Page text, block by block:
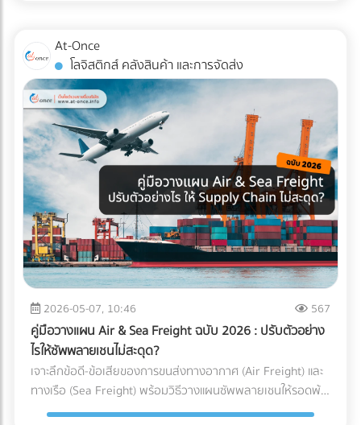
ป้องกันอุบัติเหตุ เหมาะกับใคร?: อาคารที่มีรูปทรงตัว L อยู่แล้ว,
คลังสินค้าที่ต้องการแยกประเภทรถบรรทุกขาเข้าและขาออกแบบ
เด็ดขาด (เช่น รถเทรลเลอร์ส่งของเข้าทางด้านหน้า รถกระบะรับ
ของออกทางด้านข้าง) เช็กลิสต์: เลือก Layout แบบไหนให้ตอบ
โจทย์ที่สุด? หากคุณกำลังจะสร้างคลังสินค้าใหม่ หรือรีโนเวทคลัง
เดิม ลองใช้ 3 คำถามนี้เป็นตัวกรองครับ: ลักษณะอาคารของคุณ
เป็นแบบไหน? (หากมีประตูฝั่งเดียว = บังคับตัว U, หากมีประตู
หน้า-หลัง = ทำตัว I ได้) คุณใช้รถโฟล์คลิฟต์กี่คัน? (ถ้างบจำกัด
และมีรถน้อย การใช้ผังตัว U จะช่วยให้บริหารการใช้รถโฟล์คลิฟต์
ได้คุ้มค่ากว่า) ความเร็วหรือพื้นที่ สำคัญกว่ากัน? (ตัว U เน้น
ประหยัดพื้นที่และยืดหยุ่น ส่วนตัว I เน้นความเร็วและลดคอขวด)
กำลังมองหาผู้เชี่ยวชาญด้านคลังสินค้าอยู่หรือเปล่า? การ
ออกแบบ Layout ที่ดีเป็นเพียงจุดเริ่มต้น การก่อสร้างโครงสร้าง
ที่แข็งแรง การติดตั้งชั้นวาง (Racking System) ที่ได้มาตรฐาน
และการวางระบบคลังสินค้า (WMS) คือฟันเฟืองที่ช่วยให้ธุรกิจ
ของคุณเติบโตอย่างมั่นคง หากคุณกำลังมองหา บริษัทรับเหมา
ก่อสร้างคลังสินค้า, ผู้ให้บริการออกแบบและติดตั้งระบบชั้นวาง
(Racking), หรือผู้ให้บริการ Logistics มืออาชีพ... ไม่ต้องเสีย
เวลาเสิร์ชหาให้ยุ่งยาก!
แต่ยังทำให้ข้อมูลวิ่งตรงเข้าสู่ระบบของสรรพากรอย่างแม่นยำและ
ไร้รอยต่อ 3. กระทบยอด (Reconcile) บัญชีและสต็อกสินค้า
อย่างสม่ำเสมอ ข้อผิดพลาดสุดคลาสสิกของ SME คือการ "ดอง
เอกสาร" ไว้ทำทีเดียวตอนสิ้นปี ซึ่งในยุคที่สรรพากรเห็นข้อมูล e-
Payment ของคุณแทบจะแบบ Real-time การรอแก้ปัญหาตอน
สิ้นปีถือว่าสายเกินไป วิธีแก้: ต้องทำการ "กระทบยอดบัญชี"
ระหว่าง Statement ธนาคาร กับสมุดบัญชีรายวันเป็นประจำ "ทุก
เดือน" รวมถึงต้องมีการนับสต็อกสินค้าให้ตรงกับตัวเลขในระบบ
อยู่เสมอ หากพบความผิดปกติจะได้ปรับปรุงแก้ไขได้ทันท่วงที 3
เหตุผลที่ธุรกิจยุค 2026 ขาด “สำนักงานบัญชีมืออาชีพ” ไม่ได้
การจ้างสำนักงานบัญชีที่ได้มาตรฐาน เป็นได้มากกว่าแค่งาน
ธุรการหรือผู้คีย์ข้อมูล ราคาที่ต้องจ่าย "ไม่ใช่ความสิ้นเปลือง แต่
คือการลงทุน" ที่ช่วยชี้ชะตาความอยู่รอดขององค์กรด้วย 3
เหตุผลหลัก ดังนี้: 1. เป็นเครื่องดักจับ Red Flags ก่อนถึงมือ AI
สรรพากร สำนักงานบัญชีมืออาชีพ (ที่มี CPA หรือ CPD ดูแล) จะ
ทำหน้าที่เป็น “แนวป้องกันแรก” ตรวจสอบความสอดคล้องของ
ตัวเลข (Reconciliation) เทียบเคียงสัดส่วนรายได้และค่าใช้จ่ายให้
สมเหตุสมผล และช่วยอุดรอยรั่วของข้อมูลก่อนยื่นต่อกรม
สรรพากร 2. เปลี่ยนผ่านการยื่นเอกสารกระดาษ สู่ Digital Tax
อย่างไร้รอยต่อ สำนักงานบัญชียุคใหม่จะมีเครื่องมือและ
At-Once
โลจิสติกส์ คลังสินค้า และการจัดส่ง
2026-05-07, 10:46 567
คู่มือวางแผน Air & Sea Freight ฉบับ 2026 : ปรับตัวอย่าง
ไรให้ซัพพลายเชนไม่สะดุด?
เจาะลึกข้อดี-ข้อเสียของการขนส่งทางอากาศ (Air Freight) และ
ทางเรือ (Sea Freight) พร้อมวิธีวางแผนซัพพลายเชนให้รอดพ้น
ทุกวิกฤต ค้นหาพาร์ทเนอร์โลจิสติกส์ได้ที่ At-Once